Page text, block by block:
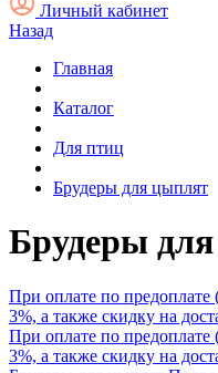
Личный кабинет
Назад
Главная
Каталог
Для птиц
Брудеры для цыплят
Брудеры
При оплате по
3%, а также скидку на
При оплате по
3%, а также скидку на